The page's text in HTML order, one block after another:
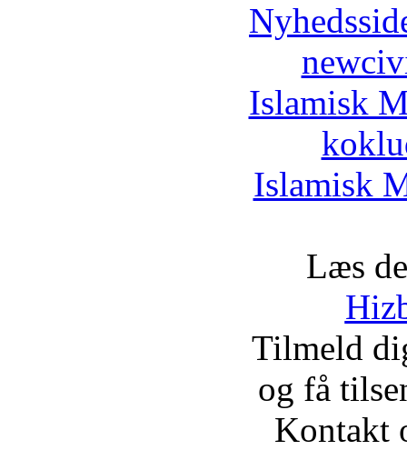
Islamisk
Islamisk
Læs
Tilmeld
og få
Kontakt